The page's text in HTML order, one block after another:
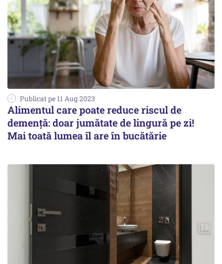
Publicat pe 11 Aug 2023
Alimentul care poate reduce riscul de
demenţă: doar jumătate de lingură pe zi!
Mai toată lumea îl are în bucătărie